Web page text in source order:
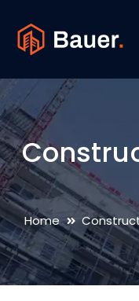
Home